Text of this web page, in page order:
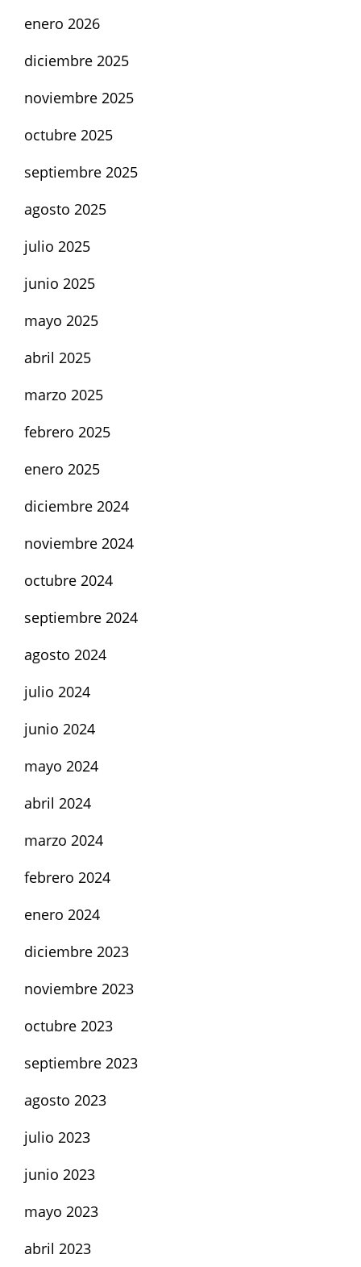
enero 2026
diciembre 2025
noviembre 2025
octubre 2025
septiembre 2025
agosto 2025
julio 2025
junio 2025
mayo 2025
abril 2025
marzo 2025
febrero 2025
enero 2025
diciembre 2024
noviembre 2024
octubre 2024
septiembre 2024
agosto 2024
julio 2024
junio 2024
mayo 2024
abril 2024
marzo 2024
febrero 2024
enero 2024
diciembre 2023
noviembre 2023
octubre 2023
septiembre 2023
agosto 2023
julio 2023
junio 2023
mayo 2023
abril 2023